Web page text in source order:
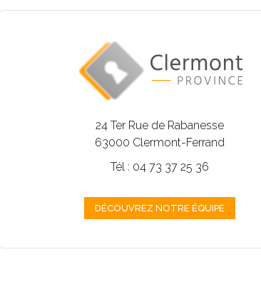
24 Ter Rue de Rabanesse
63000 Clermont-Ferrand
Tél : 04 73 37 25 36
DÉCOUVREZ NOTRE ÉQUIPE